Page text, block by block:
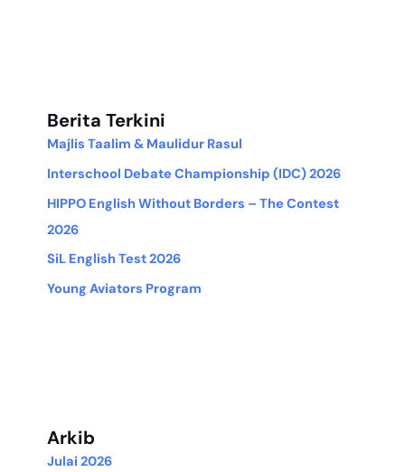
Berita Terkini
Majlis Taalim & Maulidur Rasul
Interschool Debate Championship (IDC) 2026
HIPPO English Without Borders – The Contest
2026
SiL English Test 2026
Young Aviators Program
Arkib
Julai 2026